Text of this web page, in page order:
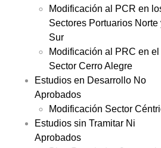
Modificación al PCR en
Sectores Portuarios Norte
Sur
Modificación al PRC en el
Sector Cerro Alegre
Estudios en Desarrollo No
Aprobados
Modificación Sector
Estudios sin Tramitar Ni
Aprobados